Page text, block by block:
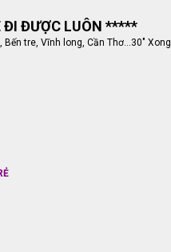
ĐI ĐƯỢC LUÔN *****
Bến tre, Vĩnh long, Cần Thơ...30" Xong